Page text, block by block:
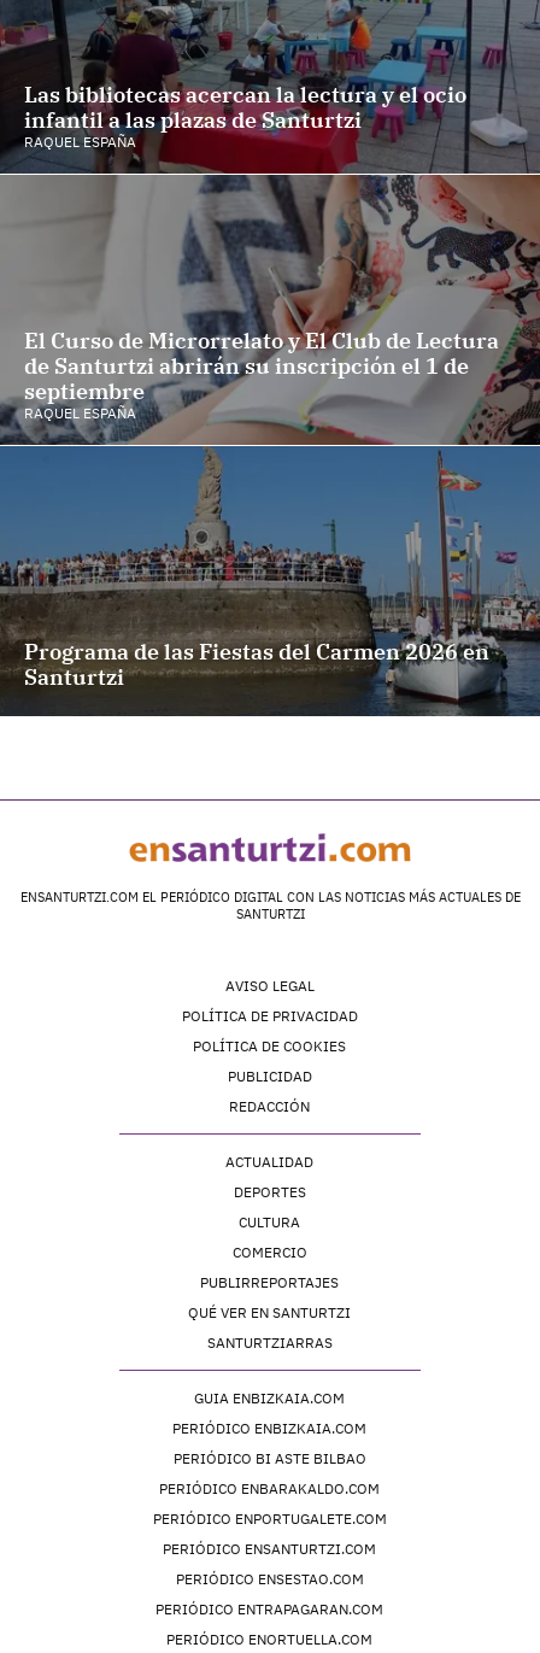
Las bibliotecas acercan la lectura y el ocio
infantil a las plazas de Santurtzi
RAQUEL ESPAÑA
El Curso de Microrrelato y El Club de Lectura
de Santurtzi abrirán su inscripción el 1 de
septiembre
RAQUEL ESPAÑA
Programa de las Fiestas del Carmen 2026 en
Santurtzi
ENSANTURTZI.COM EL PERIÓDICO DIGITAL CON LAS NOTICIAS MÁS ACTUALES DE
SANTURTZI
AVISO LEGAL
POLÍTICA DE PRIVACIDAD
POLÍTICA DE COOKIES
PUBLICIDAD
REDACCIÓN
ACTUALIDAD
DEPORTES
CULTURA
COMERCIO
PUBLIRREPORTAJES
QUÉ VER EN SANTURTZI
SANTURTZIARRAS
GUIA ENBIZKAIA.COM
PERIÓDICO ENBIZKAIA.COM
PERIÓDICO BI ASTE BILBAO
PERIÓDICO ENBARAKALDO.COM
PERIÓDICO ENPORTUGALETE.COM
PERIÓDICO ENSANTURTZI.COM
PERIÓDICO ENSESTAO.COM
PERIÓDICO ENTRAPAGARAN.COM
PERIÓDICO ENORTUELLA.COM